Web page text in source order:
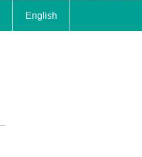
English